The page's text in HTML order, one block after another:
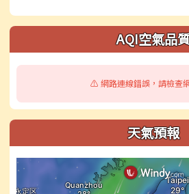
右邊區域內容 AQI空氣品
⚠️ 網路連線錯誤，請檢查
天氣預報